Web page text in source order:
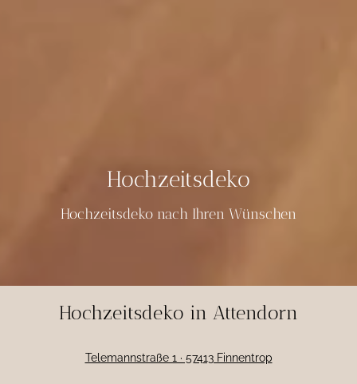
Hochzeitsdeko
Hochzeitsdeko nach Ihren Wünschen
Hochzeitsdeko in Attendorn
Telemannstraße 1 · 57413 Finnentrop